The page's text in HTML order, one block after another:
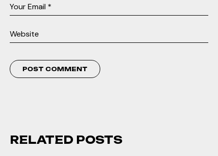
RELATED POSTS